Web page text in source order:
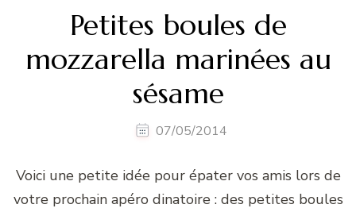
Petites boules de
mozzarella marinées au
sésame
07/05/2014
Voici une petite idée pour épater vos amis lors de
votre prochain apéro dinatoire : des petites boules